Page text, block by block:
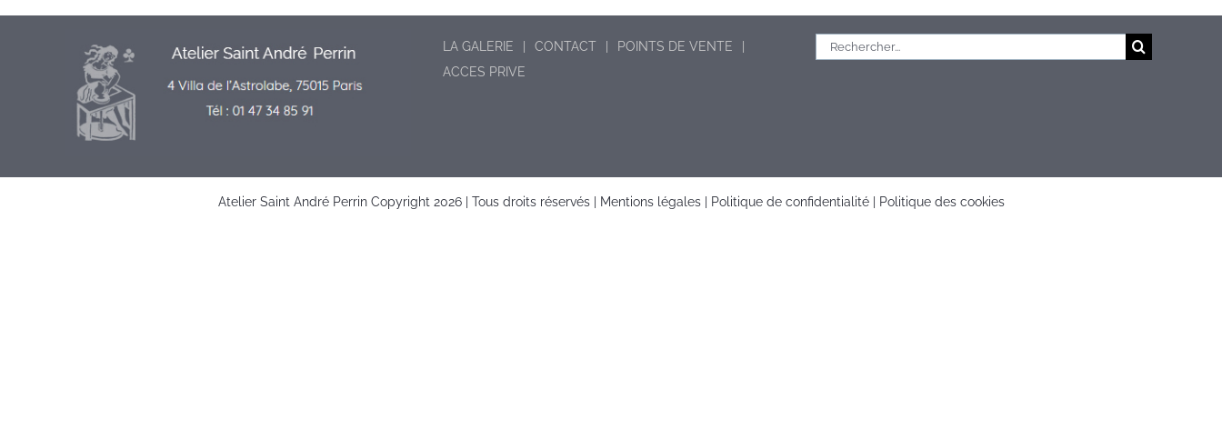
LA GALERIE CONTACT
POINTS DE VENTE
ACCES PRIVE
Rechercher:
Atelier Saint André Perrin Copyright 2026 | Tous droits réservés | Mentions légales| Politique de confidentialité| Politique des cookies